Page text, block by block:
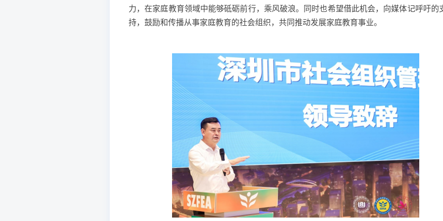
力，在家庭教育领域中能够砥砺前行，乘风破浪。同时也希望借此机会，向媒体记呼吁的
持，鼓励和传播从事家庭教育的社会组织，共同推动发展家庭教育事业。